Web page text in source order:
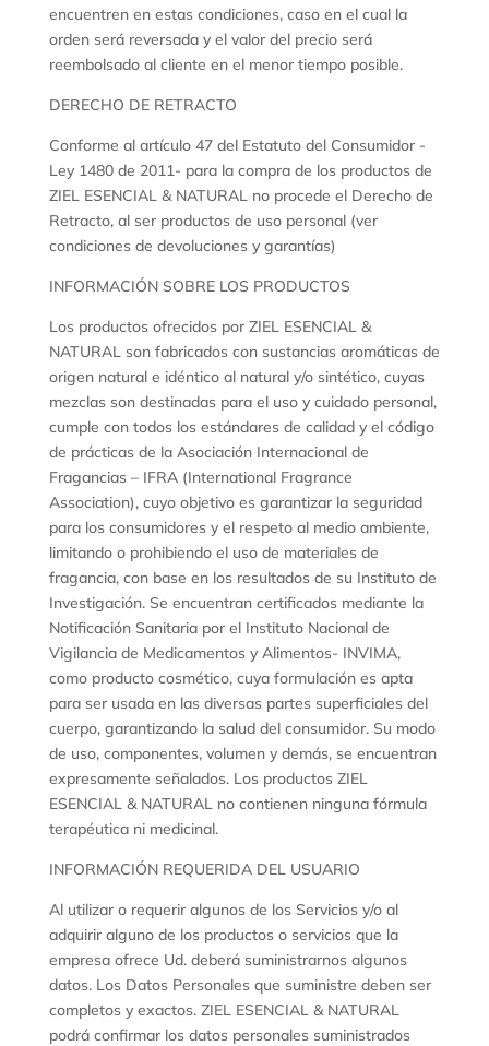
encuentren en estas condiciones, caso en el cual la
orden será reversada y el valor del precio será
reembolsado al cliente en el menor tiempo posible.
DERECHO DE RETRACTO
Conforme al artículo 47 del Estatuto del Consumidor -
Ley 1480 de 2011- para la compra de los productos de
ZIEL ESENCIAL & NATURAL no procede el Derecho de
Retracto, al ser productos de uso personal (ver
condiciones de devoluciones y garantías)
INFORMACIÓN SOBRE LOS PRODUCTOS
Los productos ofrecidos por ZIEL ESENCIAL &
NATURAL son fabricados con sustancias aromáticas de
origen natural e idéntico al natural y/o sintético, cuyas
mezclas son destinadas para el uso y cuidado personal,
cumple con todos los estándares de calidad y el código
de prácticas de la Asociación Internacional de
Fragancias – IFRA (International Fragrance
Association), cuyo objetivo es garantizar la seguridad
para los consumidores y el respeto al medio ambiente,
limitando o prohibiendo el uso de materiales de
fragancia, con base en los resultados de su Instituto de
Investigación. Se encuentran certificados mediante la
Notificación Sanitaria por el Instituto Nacional de
Vigilancia de Medicamentos y Alimentos- INVIMA,
como producto cosmético, cuya formulación es apta
para ser usada en las diversas partes superficiales del
cuerpo, garantizando la salud del consumidor. Su modo
de uso, componentes, volumen y demás, se encuentran
expresamente señalados. Los productos ZIEL
ESENCIAL & NATURAL no contienen ninguna fórmula
terapéutica ni medicinal.
INFORMACIÓN REQUERIDA DEL USUARIO
Al utilizar o requerir algunos de los Servicios y/o al
adquirir alguno de los productos o servicios que la
empresa ofrece Ud. deberá suministrarnos algunos
datos. Los Datos Personales que suministre deben ser
completos y exactos. ZIEL ESENCIAL & NATURAL
podrá confirmar los datos personales suministrados